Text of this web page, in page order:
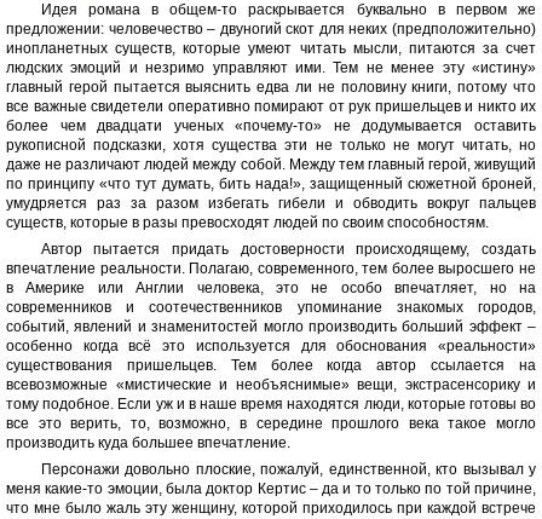
Идея романа в общем-то раскрывается буквально в первом же
предложении: человечество – двуногий скот для неких (предположительно)
инопланетных существ, которые умеют читать мысли, питаются за счет
людских эмоций и незримо управляют ими. Тем не менее эту «истину»
главный герой пытается выяснить едва ли не половину книги, потому что
все важные свидетели оперативно помирают от рук пришельцев и никто их
более чем двадцати ученых «почему-то» не додумывается оставить
рукописной подсказки, хотя существа эти не только не могут читать, но
даже не различают людей между собой. Между тем главный герой, живущий
по принципу «что тут думать, бить нада!», защищенный сюжетной броней,
умудряется раз за разом избегать гибели и обводить вокруг пальцев
существ, которые в разы превосходят людей по своим способностям.
Автор пытается придать достоверности происходящему, создать
впечатление реальности. Полагаю, современного, тем более выросшего не
в Америке или Англии человека, это не особо впечатляет, но на
современников и соотечественников упоминание знакомых городов,
событий, явлений и знаменитостей могло производить больший эффект –
особенно когда всё это используется для обоснования «реальности»
существования пришельцев. Тем более когда автор ссылается на
всевозможные «мистические и необъяснимые» вещи, экстрасенсорику и
тому подобное. Если уж и в наше время находятся люди, которые готовы во
все это верить, то, возможно, в середине прошлого века такое могло
производить куда большее впечатление.
Персонажи довольно плоские, пожалуй, единственной, кто вызывал у
меня какие-то эмоции, была доктор Кертис – да и то только по той причине,
что мне было жаль эту женщину, которой приходилось при каждой встрече